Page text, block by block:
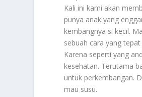
Kali ini kami akan
punya anak yang
kembangnya si kecil.
sebuah cara yang
Karena seperti yang
kesehatan. Terutama
untuk perkembangan.
mau susu.